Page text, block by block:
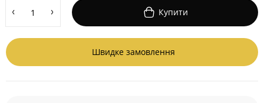
Купити
Швидке замовлення